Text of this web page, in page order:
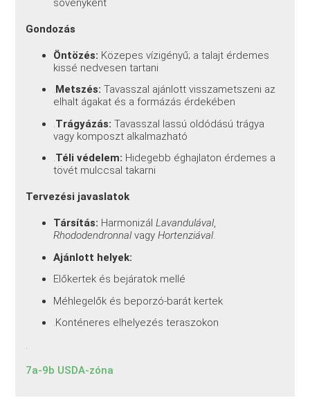
sövényként
Gondozás
Öntözés: Közepes vízigényű; a talajt érdemes
kissé nedvesen tartani
.Metszés: Tavasszal ajánlott visszametszeni az
elhalt ágakat és a formázás érdekében
.Trágyázás: Tavasszal lassú oldódású trágya
vagy komposzt alkalmazható
.Téli védelem: Hidegebb éghajlaton érdemes a
tövét mulccsal takarni
Tervezési javaslatok
Társítás: HarmonizálLavandulával,
RhododendronnalvagyHortenziával.
Ajánlott helyek:
Előkertek és bejáratok mellé
Méhlegelők és beporzó-barát kertek
.Konténeres elhelyezés teraszokon
.
7a-9b USDA-zóna